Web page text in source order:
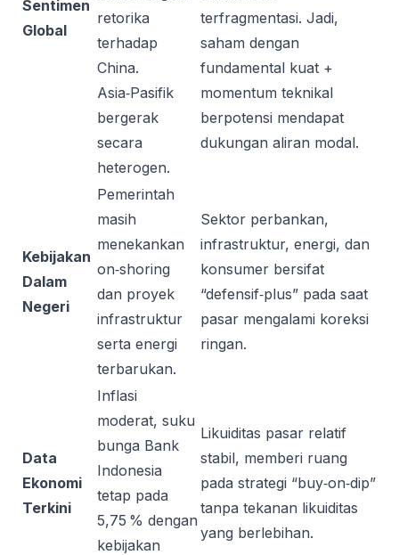
Sentimen
Global
retorika
terhadap
China.
Asia‑Pasifik
bergerak
secara
heterogen.
terfragmentasi. Jadi,
saham dengan
fundamental kuat +
momentum teknikal
berpotensi mendapat
dukungan aliran modal.
Kebijakan
Dalam
Negeri
Pemerintah
masih
menekankan
on‑shoring
dan proyek
infrastruktur
serta energi
terbarukan.
Sektor perbankan,
infrastruktur, energi, dan
konsumer bersifat
“defensif‑plus” pada saat
pasar mengalami koreksi
ringan.
Data
Ekonomi
Terkini
Inflasi
moderat, suku
bunga Bank
Indonesia
tetap pada
5,75 % dengan
kebijakan
Likuiditas pasar relatif
stabil, memberi ruang
pada strategi “buy‑on‑dip”
tanpa tekanan likuiditas
yang berlebihan.